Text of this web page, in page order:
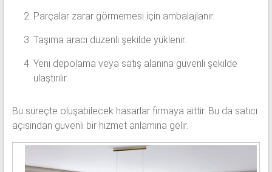
Parçalar zarar görmemesi için ambalajlanır.
Taşıma aracı düzenli şekilde yüklenir.
Yeni depolama veya satış alanına güvenli şekilde
ulaştırılır.
Bu süreçte oluşabilecek hasarlar firmaya aittir. Bu da satıcı
açısından güvenli bir hizmet anlamına gelir.